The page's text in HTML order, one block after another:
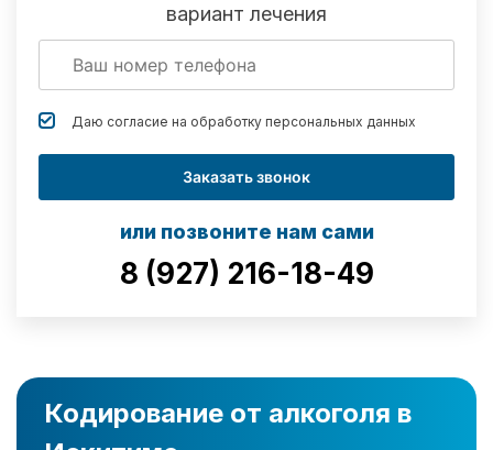
вариант лечения
Даю согласие на обработку персональных данных
Заказать звонок
или позвоните нам сами
8 (927) 216-18-49
Кодирование от алкоголя в